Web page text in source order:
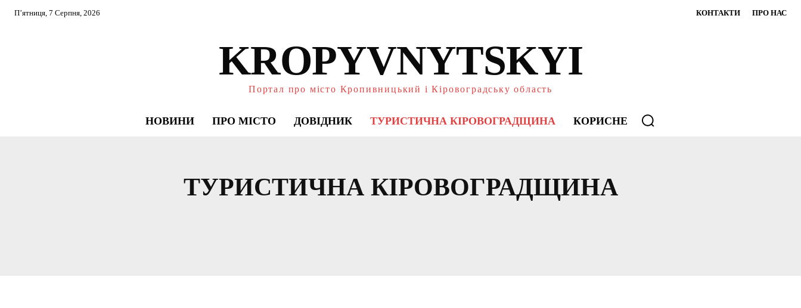
П’ятниця, 7 Серпня, 2026 КОНТАКТИ ПРО НАС
KROPYVNYTSKYI
Портал про місто Кропивницький і Кіровоградську область
НОВИНИ ПРО МІСТО ДОВІДНИК ТУРИСТИЧНА КІРОВОГРАДЩИНА КОРИСНЕ
ТУРИСТИЧНА КІРОВОГРАДЩИНА